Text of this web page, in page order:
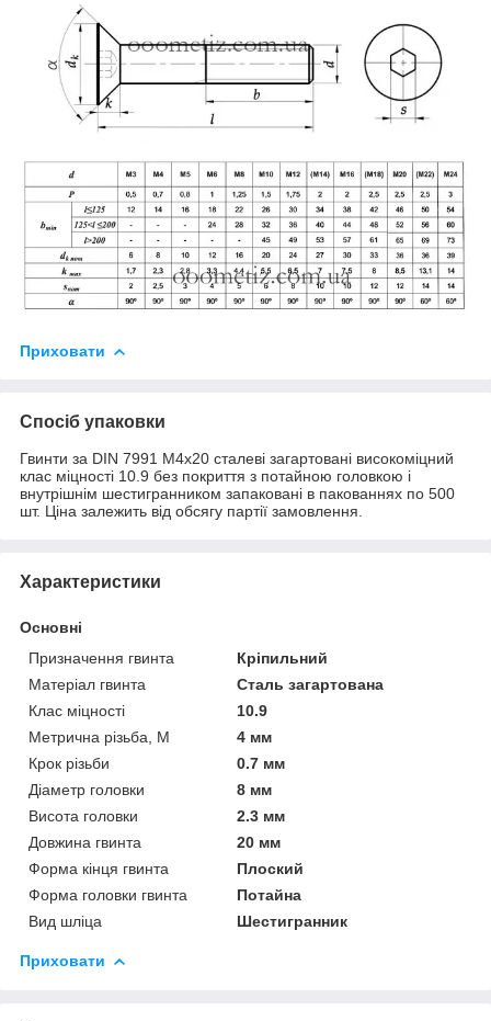
Приховати
Спосіб упаковки
Гвинти за DIN 7991 М4х20 сталеві загартовані високоміцний
клас міцності 10.9 без покриття з потайною головкою і
внутрішнім шестигранником запаковані в пакованнях по 500
шт. Ціна залежить від обсягу партії замовлення.
Характеристики
Основні
Призначення гвинта
Кріпильний
Матеріал гвинта
Сталь загартована
Клас міцності
10.9
Метрична різьба, М
4 мм
Крок різьби
0.7 мм
Діаметр головки
8 мм
Висота головки
2.3 мм
Довжина гвинта
20 мм
Форма кінця гвинта
Плоский
Форма головки гвинта
Потайна
Вид шліца
Шестигранник
Приховати